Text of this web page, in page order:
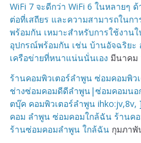
WiFi 7 จะดีกว่า WiFi 6 ในหลายๆ
ต่อที่เสถียร และความสามารถในก
พร้อมกัน เหมาะสำหรับการใช้งาน
อุปกรณ์พร้อมกัน เช่น บ้านอัจฉริย
เครือข่ายที่หนาแน่นนั่นเอง มีนาคม
ร้านคอมพิวเตอร์ลำพูน ซ่อมคอมพิว
ช่างซ่อมคอมดีดีลำพูน|ซ่อมคอมน
ตบุ๊ค คอมพิวเตอร์ลำพูน
คอม ลำพูน ซ่อมคอมใกล้ฉัน ร้านค
ร้านซ่อมคอมลำพูน ใกล้ฉัน กุมภาพั